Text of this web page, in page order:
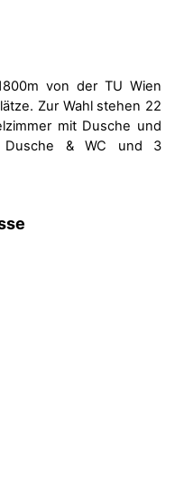
von der TU Wien
Zur Wahl stehen 22
mit Dusche und
Dusche & WC und 3